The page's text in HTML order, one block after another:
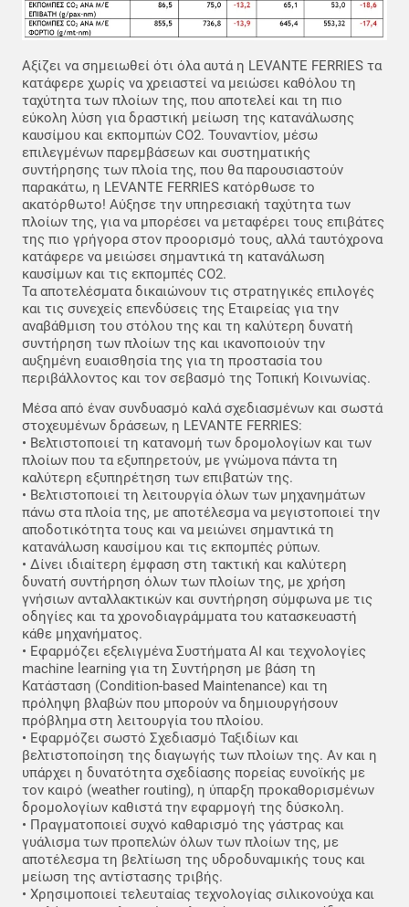
Αξίζει να σημειωθεί ότι όλα αυτά η LEVANTE FERRIES τα
κατάφερε χωρίς να χρειαστεί να μειώσει καθόλου τη
ταχύτητα των πλοίων της, που αποτελεί και τη πιο
εύκολη λύση για δραστική μείωση της κατανάλωσης
καυσίμου και εκπομπών CO2. Τουναντίον, μέσω
επιλεγμένων παρεμβάσεων και συστηματικής
συντήρησης των πλοία της, που θα παρουσιαστούν
παρακάτω, η LEVANTE FERRIES κατόρθωσε το
ακατόρθωτο! Αύξησε την υπηρεσιακή ταχύτητα των
πλοίων της, για να μπορέσει να μεταφέρει τους επιβάτες
της πιο γρήγορα στον προορισμό τους, αλλά ταυτόχρονα
κατάφερε να μειώσει σημαντικά τη κατανάλωση
καυσίμων και τις εκπομπές CO2.
Τα αποτελέσματα δικαιώνουν τις στρατηγικές επιλογές
και τις συνεχείς επενδύσεις της Εταιρείας για την
αναβάθμιση του στόλου της και τη καλύτερη δυνατή
συντήρηση των πλοίων της και ικανοποιούν την
αυξημένη ευαισθησία της για τη προστασία του
περιβάλλοντος και τον σεβασμό της Τοπική Κοινωνίας.
Μέσα από έναν συνδυασμό καλά σχεδιασμένων και σωστά
στοχευμένων δράσεων, η LEVANTE FERRIES:
• Βελτιστοποιεί τη κατανομή των δρομολογίων και των
πλοίων που τα εξυπηρετούν, με γνώμονα πάντα τη
καλύτερη εξυπηρέτηση των επιβατών της.
• Βελτιστοποιεί τη λειτουργία όλων των μηχανημάτων
πάνω στα πλοία της, με αποτέλεσμα να μεγιστοποιεί την
αποδοτικότητα τους και να μειώνει σημαντικά τη
κατανάλωση καυσίμου και τις εκπομπές ρύπων.
• Δίνει ιδιαίτερη έμφαση στη τακτική και καλύτερη
δυνατή συντήρηση όλων των πλοίων της, με χρήση
γνήσιων ανταλλακτικών και συντήρηση σύμφωνα με τις
οδηγίες και τα χρονοδιαγράμματα του κατασκευαστή
κάθε μηχανήματος.
• Εφαρμόζει εξελιγμένα Συστήματα ΑΙ και τεχνολογίες
machine learning για τη Συντήρηση με βάση τη
Κατάσταση (Condition-based Maintenance) και τη
πρόληψη βλαβών που μπορούν να δημιουργήσουν
πρόβλημα στη λειτουργία του πλοίου.
• Εφαρμόζει σωστό Σχεδιασμό Ταξιδίων και
βελτιστοποίηση της διαγωγής των πλοίων της. Αν και η
υπάρχει η δυνατότητα σχεδίασης πορείας ευνοϊκής με
τον καιρό (weather routing), η ύπαρξη προκαθορισμένων
δρομολογίων καθιστά την εφαρμογή της δύσκολη.
• Πραγματοποιεί συχνό καθαρισμό της γάστρας και
γυάλισμα των προπελών όλων των πλοίων της, με
αποτέλεσμα τη βελτίωση της υδροδυναμικής τους και
μείωση της αντίστασης τριβής.
• Χρησιμοποιεί τελευταίας τεχνολογίας σιλικονούχα και